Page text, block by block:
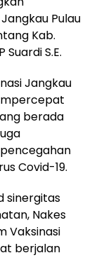
Pulau
Kab.
S.E.
Jangkau
berada
Covid-19.
sinergitas
Nakes
Vaksinasi
berjalan